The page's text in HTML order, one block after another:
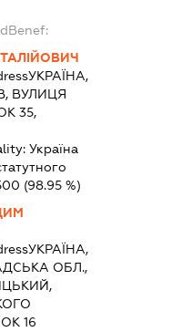
УКРАЇНА,
ВУЛИЦЯ
35,
Україна
(98.95 %)
УКРАЇНА,
ОБЛ.,
16